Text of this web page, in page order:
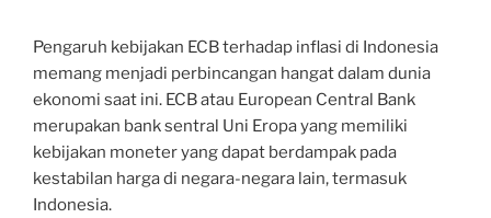
Pengaruh kebijakan ECB terhadap inflasi di Indonesia
memang menjadi perbincangan hangat dalam dunia
ekonomi saat ini. ECB atau European Central Bank
merupakan bank sentral Uni Eropa yang memiliki
kebijakan moneter yang dapat berdampak pada
kestabilan harga di negara-negara lain, termasuk
Indonesia.